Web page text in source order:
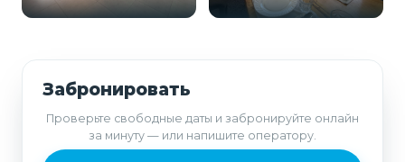
Забронировать
Проверьте свободные даты и забронируйте онлайн
за минуту — или напишите оператору.